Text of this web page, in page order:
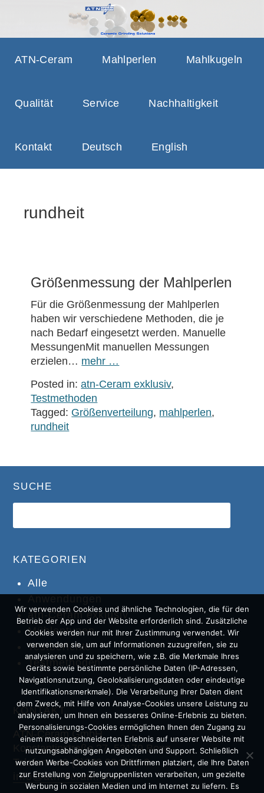
ATN-CERAM CERAMIC
GRINDING SOLUTIONS
GRINDING SOLUTIONS, GRINDING
BEADS, GRINDING SAFETY
ATN-Ceram Mahlperlen Mahlkugeln
Qualität Service Nachhaltigkeit
Kontakt Deutsch English
rundheit
Größenmessung der Mahlperlen
Für die Größenmessung der Mahlperlen
haben wir verschiedene Methoden, die je
nach Bedarf eingesetzt werden. Manuelle
MessungenMit manuellen Messungen
erzielen… mehr …
Posted in:atn-Ceram exklusiv,
Testmethoden
Tagged: Größenverteilung, mahlperlen,
rundheit
SUCHE
KATEGORIEN
Alle
atn-Ceram exklusiv
Mühlentypen
Testberichte
Testmethoden
KONTAKT
ATN-Ceram GmbH
Konstantinstraße 27, 53179 Bonn
Telefon +49 (0)228 934859-0
info@atn-ceram.com
Wir verwenden Cookies und ähnliche Technologien, die für den
Betrieb der App und der Website erforderlich sind. Zusätzliche
Cookies werden nur mit Ihrer Zustimmung verwendet. Wir
verwenden sie, um auf Informationen zuzugreifen, sie zu
analysieren und zu speichern, wie z.B. die Merkmale Ihres
Geräts sowie bestimmte persönliche Daten (IP-Adressen,
Navigationsnutzung, Geolokalisierungsdaten oder eindeutige
Identifikationsmerkmale). Die Verarbeitung Ihrer Daten dient
dem Zweck, mit Hilfe von Analyse-Cookies unsere Leistung zu
analysieren, um Ihnen ein besseres Online-Erlebnis zu bieten.
Personalisierungs-Cookies ermöglichen Ihnen den Zugang zu
einem massgeschneiderten Erlebnis auf unserer Website mit
nutzungsabhängigen Angeboten und Support. Schließlich
werden Werbe-Cookies von Drittfirmen platziert, die Ihre Daten
zur Erstellung von Zielgruppenlisten verarbeiten, um gezielte
Werbung in sozialen Medien und im Internet zu liefern. Es